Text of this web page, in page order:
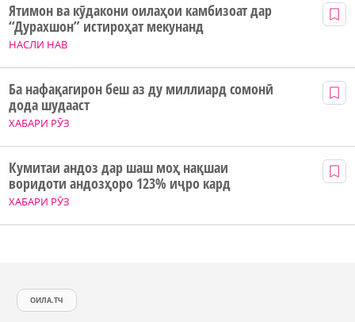
НАСЛИ НАВ
Ятимон ва кӯдакони оилаҳои камбизоат дар
“Дурахшон” истироҳат мекунанд
ХАБАРИ РӮЗ
Ба нафақагирон беш аз ду миллиард сомонӣ
дода шудааст
ХАБАРИ РӮЗ
Кумитаи андоз дар шаш моҳ нақшаи
воридоти андозҳоро 123% иҷро кард
ОИЛА.ТЧ